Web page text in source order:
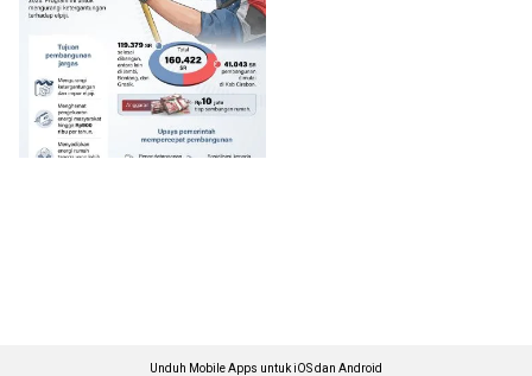
Unduh Mobile Apps untuk iOS dan Android